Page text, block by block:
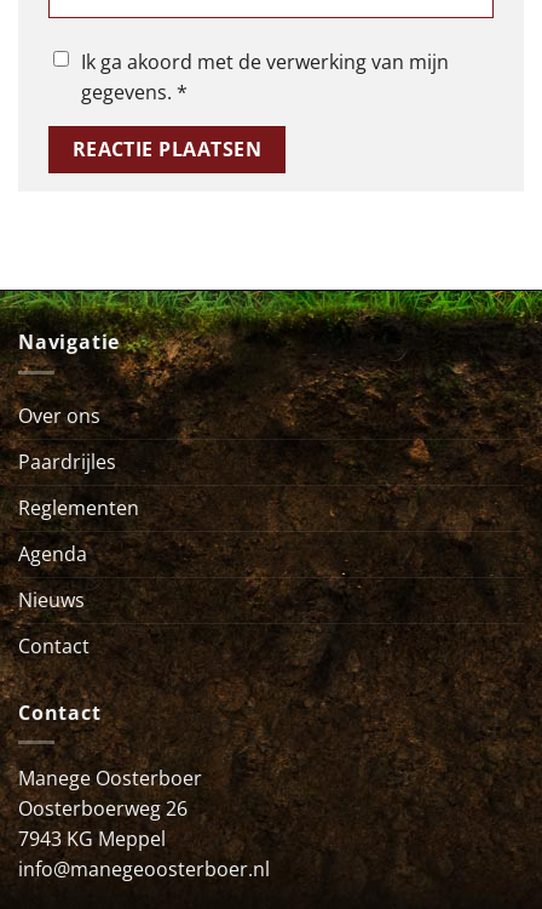
Ik ga akoord met de verwerking van mijn
gegevens. *
Navigatie
Over ons
Paardrijles
Reglementen
Agenda
Nieuws
Contact
Contact
Manege Oosterboer
Oosterboerweg 26
7943 KG Meppel
info@manegeoosterboer.nl